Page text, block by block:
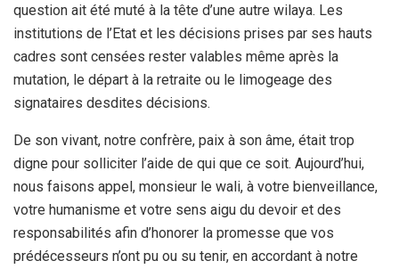
question ait été muté à la tête d’une autre wilaya. Les
institutions de l’Etat et les décisions prises par ses hauts
cadres sont censées rester valables même après la
mutation, le départ à la retraite ou le limogeage des
signataires desdites décisions.
De son vivant, notre confrère, paix à son âme, était trop
digne pour solliciter l’aide de qui que ce soit. Aujourd’hui,
nous faisons appel, monsieur le wali, à votre bienveillance,
votre humanisme et votre sens aigu du devoir et des
responsabilités afin d’honorer la promesse que vos
prédécesseurs n’ont pu ou su tenir, en accordant à notre